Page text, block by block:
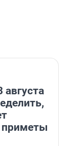
августа
приметы